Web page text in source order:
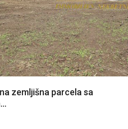
zemljišna parcela sa